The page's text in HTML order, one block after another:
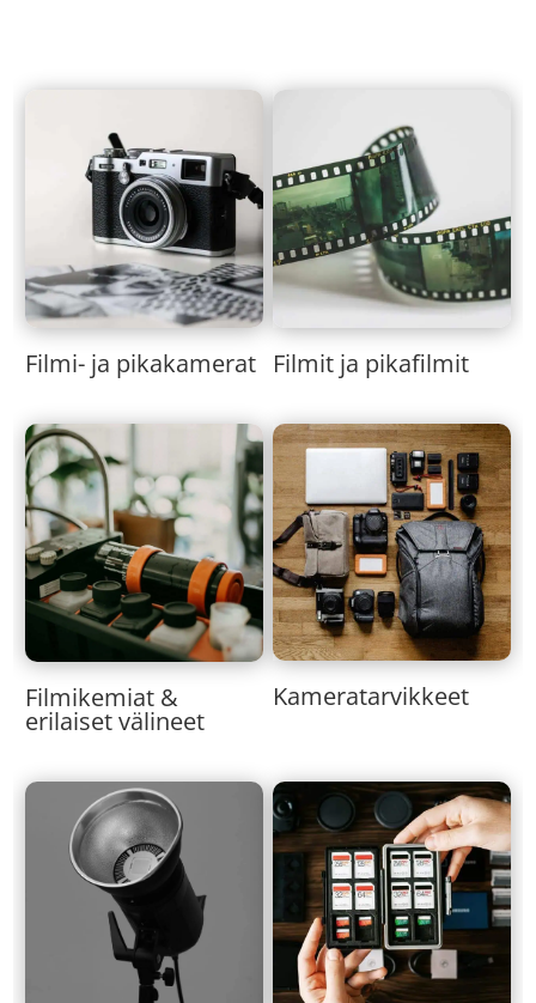
Filmi- ja pikakamerat Filmit ja pikafilmit
Filmikemiat &
erilaiset välineet
Kameratarvikkeet